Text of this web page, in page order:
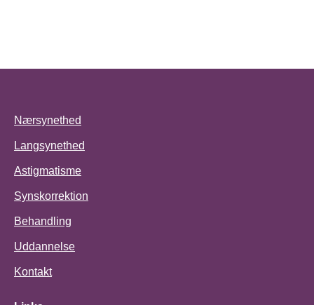
Nærsynethed
Langsynethed
Astigmatisme
Synskorrektion
Behandling
Uddannelse
Kontakt